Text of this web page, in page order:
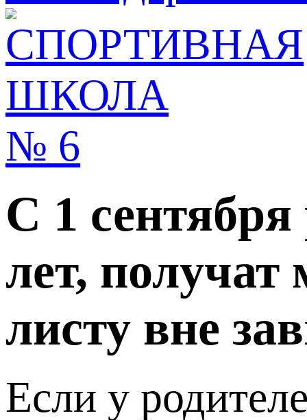
С 1
лет,
листу вне
Если у